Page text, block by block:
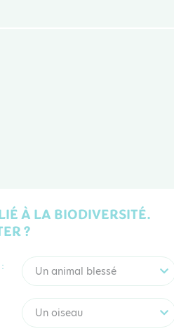
À LA BIODIVERSITÉ.
?
Un animal blessé
Un oiseau